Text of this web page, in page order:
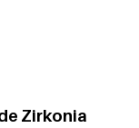
Zirkonia